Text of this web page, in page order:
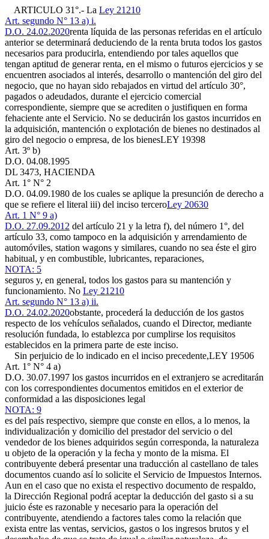
ARTICULO 31°.- La Ley 21210
Art. segundo N° 13 a) i.
D.O. 24.02.2020renta líquida de las personas referidas en el artículo
anterior se determinará deduciendo de la renta bruta todos los gastos
necesarios para producirla, entendiendo por tales aquellos que
tengan aptitud de generar renta, en el mismo o futuros ejercicios y se
encuentren asociados al interés, desarrollo o mantención del giro del
negocio, que no hayan sido rebajados en virtud del artículo 30°,
pagados o adeudados, durante el ejercicio comercial
correspondiente, siempre que se acrediten o justifiquen en forma
fehaciente ante el Servicio. No se deducirán los gastos incurridos en
la adquisición, mantención o explotación de bienes no destinados al
giro del negocio o empresa, de los bienesLEY 19398
Art. 3º b)
D.O. 04.08.1995
DL 3473, HACIENDA
Art. 1° N° 2
D.O. 04.09.1980 de los cuales se aplique la presunción de derecho a
que se refiere el literal iii) del inciso terceroLey 20630
Art. 1 N° 9 a)
D.O. 27.09.2012 del artículo 21 y la letra f), del número 1°, del
artículo 33, como tampoco en la adquisición y arrendamiento de
automóviles, station wagons y similares, cuando no sea éste el giro
habitual, y en combustible, lubricantes, reparaciones,
NOTA: 5
seguros y, en general, todos los gastos para su mantención y
funcionamiento. No Ley 21210
Art. segundo N° 13 a) ii.
D.O. 24.02.2020obstante, procederá la deducción de los gastos
respecto de los vehículos señalados, cuando el Director, mediante
resolución fundada, lo establezca por cumplirse los requisitos
establecidos en la primera parte de este inciso.
Sin perjuicio de lo indicado en el inciso precedente,LEY 19506
Art. 1° N° 4 a)
D.O. 30.07.1997 los gastos incurridos en el extranjero se acreditarán
con los correspondientes documentos emitidos en el exterior de
conformidad a las disposiciones legal
NOTA: 9
es del país respectivo, siempre que conste en ellos, a lo menos, la
individualización y domicilio del prestador del servicio o del
vendedor de los bienes adquiridos según corresponda, la naturaleza
u objeto de la operación y la fecha y monto de la misma. El
contribuyente deberá presentar una traducción al castellano de tales
documentos cuando así lo solicite el Servicio de Impuestos Internos.
Aun en el caso que no exista el respectivo documento de respaldo,
la Dirección Regional podrá aceptar la deducción del gasto si a su
juicio éste es razonable y necesario para la operación del
contribuyente, atendiendo a factores tales como la relación que
exista entre las ventas, servicios, gastos o los ingresos brutos y el